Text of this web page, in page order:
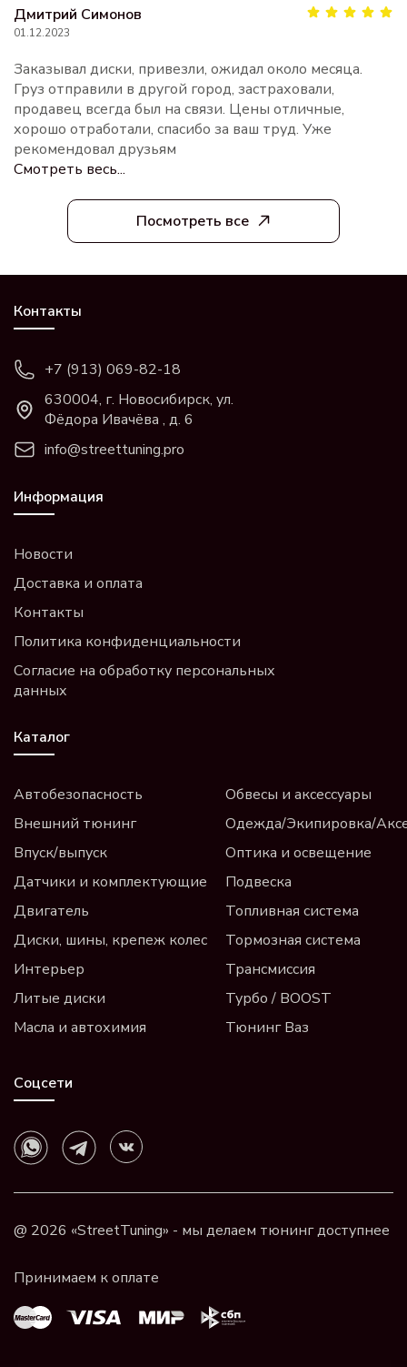
Посмотреть все
Дмитрий Симонов
01.12.2023
Заказывал диски, привезли, ожидал около месяца.
Груз отправили в другой город, застраховали,
продавец всегда был на связи. Цены отличные,
хорошо отработали, спасибо за ваш труд. Уже
рекомендовал друзьям
Смотреть весь...
Контакты
+7 (913) 069-82-18
630004, г. Новосибирск, ул.
Фёдора Ивачёва , д. 6
info@streettuning.pro
Информация
Новости
Доставка и оплата
Контакты
Политика конфиденциальности
Согласие на обработку персональных
данных
Каталог
Автобезопасность
Внешний тюнинг
Впуск/выпуск
Датчики и комплектующие
Двигатель
Диски, шины, крепеж колес
Интерьер
Литые диски
Масла и автохимия
Обвесы и аксессуары
Одежда/Экипировка/
Оптика и освещение
Подвеска
Топливная система
Тормозная система
Трансмиссия
Турбо / BOOST
Тюнинг Ваз
Соцсети
@ 2026 «StreetTuning» - мы делаем тюнинг доступнее